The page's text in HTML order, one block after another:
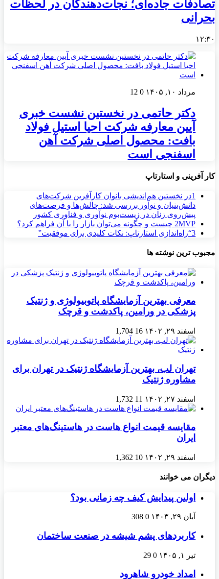
تصادفات جاده‌ای؛ نجات‌دهندگان در لحظات
بحرانی
۱۲:۳۰
مرداد ۱۰, ۱۴۰۵ 0
12
دکتر حاتمی در نخستین نشست خبری
آیین معارفه شرکت احیا استیل فولاد
بافت: محصول اصلی شرکت آهن
اسفنجی است
کار آفرینی و استارتاپ
1در نخستین هم‌اندیشی بانوان کارآفرین شرکت‌های
دانش‌بنیان و نوآور بررسی شد: چالش‌ها و فرصت‌های
پیش‌روی زنان در زیست‌بوم نوآوری و فناوری کشور
2MVP چیست و چگونه می‌توان بازار را با آن فراهم کرد؟
3“راه‌اندازی استارتاپ: نکات کلیدی برای موفقیت”
مجبوب ترین نوشته ها
معرفی بهترین آزمایشگاه پاتوبیولوژی و ژنتیک
پزشکی در ورامین، پاکدشت و قرچک
اسفند ۲۹, ۱۴۰۲ 16
1,704
تهران لب، بهترین آزمایشگاه ژنتیک در تهران برای
مشاوره ژنتیک
اسفند ۲۷, ۱۴۰۲ 11
1,732
مقایسه قیمت انواع هاست در هاستینگ‌های معتبر
ایران
اسفند ۲۹, ۱۴۰۲ 10
1,362
دیگران می خوانند
اولین پیدایش کیف چه زمانی بود؟
آبان ۲۹, ۱۴۰۳ 0
308
کاربردهای پشم شیشه در صنعت ساختمان
تیر ۱, ۱۴۰۵ 0
29
امداد خودرو شاهرود